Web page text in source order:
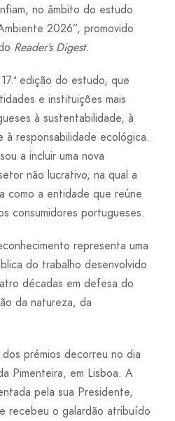
no âmbito do estudo
2026”, promovido
Reader’s Digest.
edição do estudo, que
e instituições mais
à sustentabilidade, à
à responsabilidade ecológica.
a incluir uma nova
não lucrativo, na qual a
como a entidade que reúne
consumidores portugueses.
representa uma
do trabalho desenvolvido
décadas em defesa do
da natureza, da
prémios decorreu no dia
Pimenteira, em Lisboa. A
pela sua Presidente,
recebeu o galardão atribuído